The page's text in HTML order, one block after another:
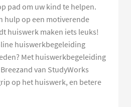
pad om uw kind te helpen.
hulp op een motiverende
huiswerk maken iets leuks!
huiswerkbegeleiding
Met huiswerkbegeleiding
van StudyWorks
op het huiswerk, en betere